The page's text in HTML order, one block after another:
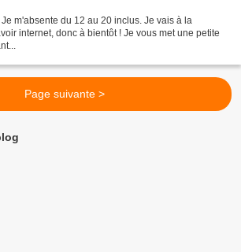
m'absente du 12 au 20 inclus. Je vais à la
internet, donc à bientôt ! Je vous met une petite
Page suivante >